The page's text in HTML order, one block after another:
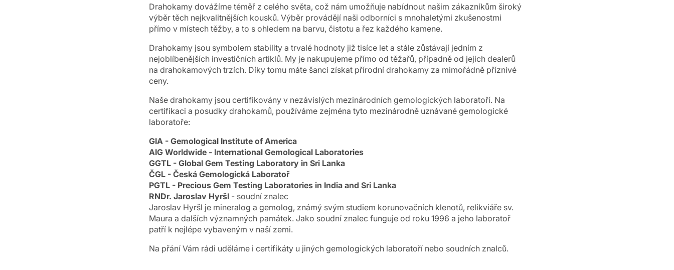
Drahokamy dovážíme téměř z celého světa, což nám umožňuje nabídnout našim zákazníkům široký
výběr těch nejkvalitnějších kousků. Výběr provádějí naši odborníci s mnohaletými zkušenostmi
přímo v místech těžby, a to s ohledem na barvu, čistotu a řez každého kamene.
Drahokamy jsou symbolem stability a trvalé hodnoty již tisíce let a stále zůstávají jedním z
nejoblíbenějších investičních artiklů. My je nakupujeme přímo od těžařů, případně od jejich dealerů
na drahokamových trzích. Díky tomu máte šanci získat přírodní drahokamy za mimořádně příznivé
ceny.
Naše drahokamy jsou certifikovány v nezávislých mezinárodních gemologických laboratoří. Na
certifikaci a posudky drahokamů, používáme zejména tyto mezinárodně uznávané gemologické
laboratoře:
GIA - Gemological Institute of America
AIG Worldwide - International Gemological Laboratories
GGTL - Global Gem Testing Laboratory in Sri Lanka
ČGL - Česká Gemologická Laboratoř
PGTL - Precious Gem Testing Laboratories in India and Sri Lanka
RNDr. Jaroslav Hyršl - soudní znalec
Jaroslav Hyršl je mineralog a gemolog, známý svým studiem korunovačních klenotů, relikviáře sv.
Maura a dalších významných památek. Jako soudní znalec funguje od roku 1996 a jeho laboratoř
patří k nejlépe vybaveným v naší zemi.
Na přání Vám rádi uděláme i certifikáty u jiných gemologických laboratoří nebo soudních znalců.